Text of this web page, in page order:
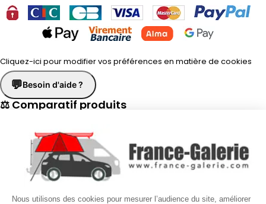
Nous utilisons des cookies pour mesurer l’audience du site, améliorer
Cliquez-ici pour modifier vos préférences en matière de cookies
💬Besoin d'aide ?
⚖ Comparatif produits
📋 Fiche technique
Demander un rappel